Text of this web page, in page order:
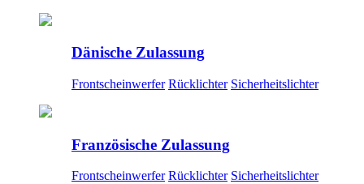
Dänische Zulassung
Frontscheinwerfer Rücklichter Sicherheitslichter
Französische Zulassung
Frontscheinwerfer Rücklichter Sicherheitslichter